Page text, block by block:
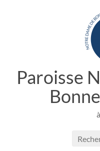
Paroisse